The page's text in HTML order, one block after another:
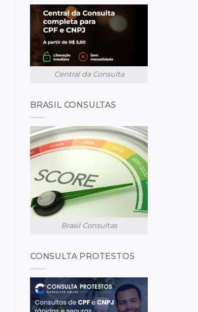
Central da Consulta
BRASIL CONSULTAS
Brasil Consultas
CONSULTA PROTESTOS